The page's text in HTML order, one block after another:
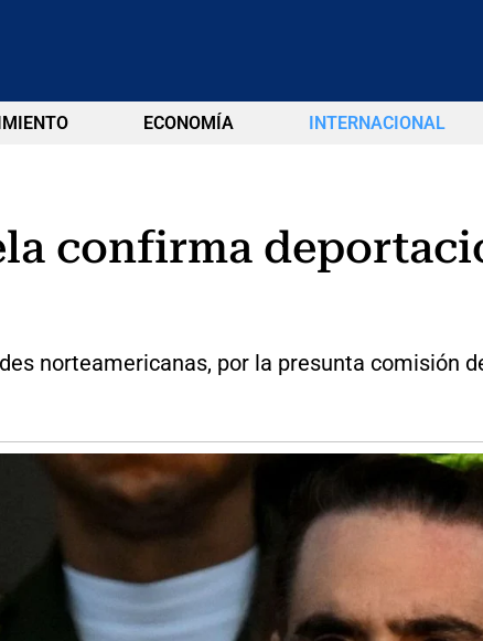
ECONOMÍA INTERNACIONAL
confirma
norteamericanas, por la presunta comisión